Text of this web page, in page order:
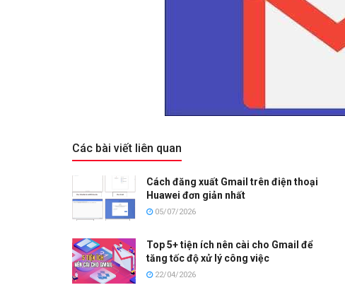
Các bài viết liên quan
Cách đăng xuất Gmail trên điện thoại
Huawei đơn giản nhất
05/07/2026
Top 5+ tiện ích nên cài cho Gmail để
tăng tốc độ xử lý công việc
22/04/2026